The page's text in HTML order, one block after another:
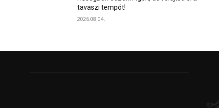
tavaszi tempót!
2026.08.04.